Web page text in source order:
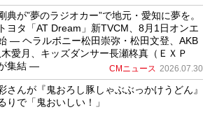
典が”夢のラジオカー”で地元・愛知に夢を。
ヨタ「AT Dream」新TVCM、8月1日オンエ
― ヘラルボニー松田崇弥・松田文登、AKB
愛月、キッズダンサー長瀬柊真（ＥＸＰ
集結 ―
CMニュース 2026.07.30
さんが『鬼おろし豚しゃぶぶっかけうどん』
りで「鬼おいしい！」